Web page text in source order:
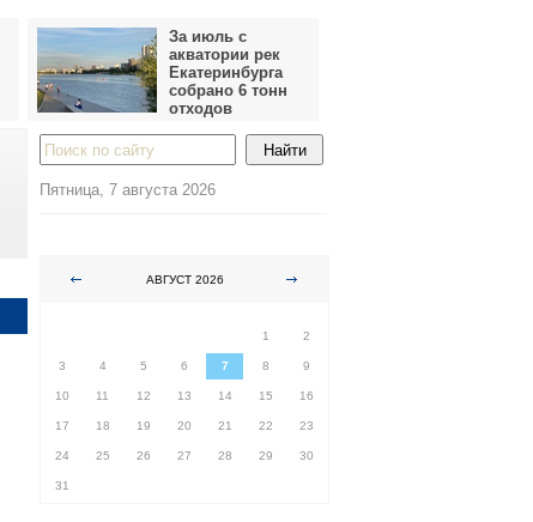
За июль с
акватории рек
Екатеринбурга
собрано 6 тонн
отходов
Пятница, 7 августа 2026
АВГУСТ 2026
1
2
3 4 5 6 7 8 9
10 11 12 13 14 15 16
17 18 19 20 21 22 23
24 25 26 27 28 29 30
31